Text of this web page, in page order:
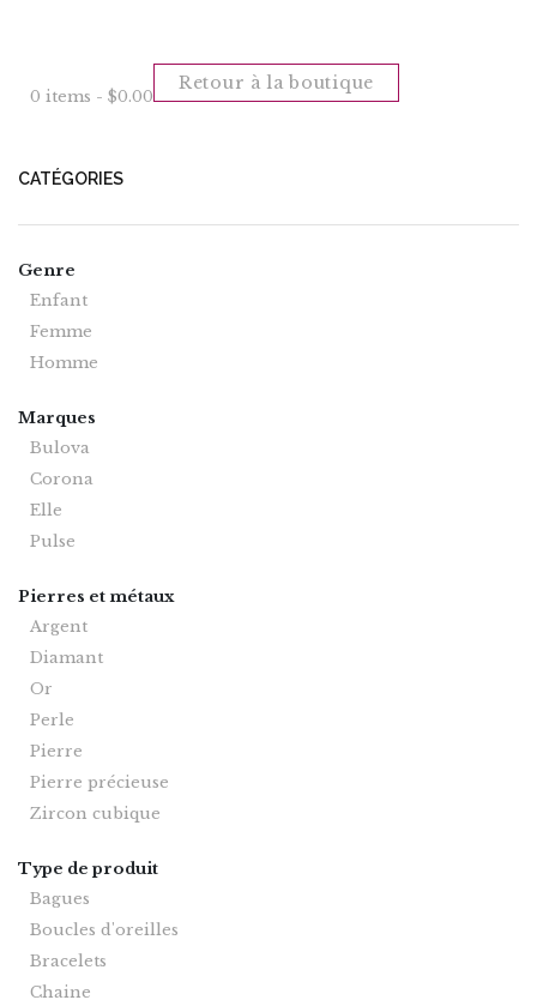
0 items - $0.00
Retour à la boutique
CATÉGORIES
Genre
Enfant
Femme
Homme
Marques
Bulova
Corona
Elle
Pulse
Pierres et métaux
Argent
Diamant
Or
Perle
Pierre
Pierre précieuse
Zircon cubique
Type de produit
Bagues
Boucles d'oreilles
Bracelets
Chaine